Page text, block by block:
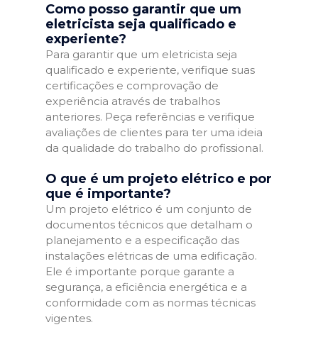
Como posso garantir que um
eletricista seja qualificado e
experiente?
Para garantir que um eletricista seja
qualificado e experiente, verifique suas
certificações e comprovação de
experiência através de trabalhos
anteriores. Peça referências e verifique
avaliações de clientes para ter uma ideia
da qualidade do trabalho do profissional.
O que é um projeto elétrico e por
que é importante?
Um projeto elétrico é um conjunto de
documentos técnicos que detalham o
planejamento e a especificação das
instalações elétricas de uma edificação.
Ele é importante porque garante a
segurança, a eficiência energética e a
conformidade com as normas técnicas
vigentes.